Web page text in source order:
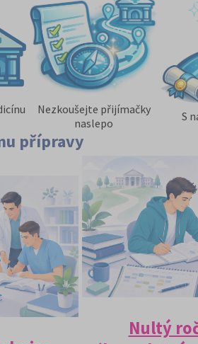
Nezkoušejte přijímačky
naslepo
S
přípravy
Nultý